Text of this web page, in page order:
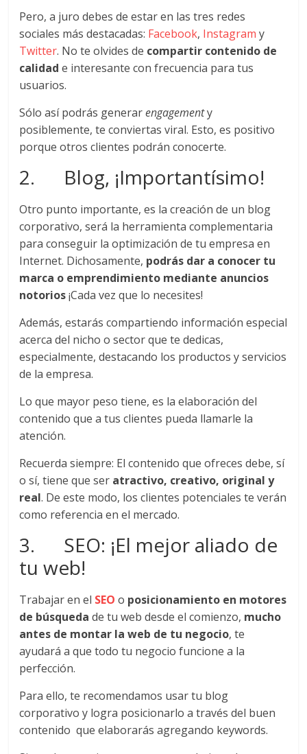
sus
filiales
América
Latina
mirada
estratégica
versátil
del
Marketing
en
LATAM
Bitácora
social
de
Mercadeo
Interactivo,
Medios,
Marketing,
Campañas
Publicitarias,
Empresas,
Negocios,
Tendencias,
Trendings,
Dinero,
Economía,
Diseño
Móviles,
Estrategias
Digitales,
Estrategias
Publicitarias,
Clientes,
Innovación,
Tecnología,
Pero, a juro debes de estar en las tres redes
sociales más destacadas: Facebook, Instagram y
Twitter. No te olvides de compartir contenido de
calidade interesante con frecuencia para tus
usuarios.
Sólo así podrás generarengagementy
posiblemente, te conviertas viral. Esto, es positivo
porque otros clientes podrán conocerte.
2. Blog, ¡Importantísimo!
Otro punto importante, es la creación de un blog
corporativo, será la herramienta complementaria
para conseguir la optimización de tu empresa en
Internet. Dichosamente, podrás dar a conocer tu
marca o emprendimiento mediante anuncios
notorios¡Cada vez que lo necesites!
Además, estarás compartiendo información especial
acerca del nicho o sector que te dedicas,
especialmente, destacando los productos y servicios
de la empresa.
Lo que mayor peso tiene, es la elaboración del
contenido que a tus clientes pueda llamarle la
atención.
Recuerda siempre: El contenido que ofreces debe, sí
o sí, tiene que ser atractivo, creativo, original y
real. De este modo, los clientes potenciales te verán
como referencia en el mercado.
3. SEO: ¡El mejor aliado de
tu web!
Trabajar en el SEO o posicionamiento en motores
de búsqueda de tu web desde el comienzo, mucho
antes de montar la web de tu negocio, te
ayudará a que todo tu negocio funcione a la
perfección.
Para ello, te recomendamos usar tu blog
corporativo y logra posicionarlo a través del buen
contenido que elaborarás agregando keywords.